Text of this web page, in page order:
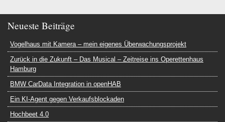
Neueste Beiträge
Vogelhaus mit Kamera – mein eigenes Überwachungsprojekt
Zurück in die Zukunft – Das Musical – Zeitreise ins Operettenhaus
Hamburg
BMW CarData Integration in openHAB
Ein KI-Agent gegen Verkaufsblockaden
Hochbeet 4.0